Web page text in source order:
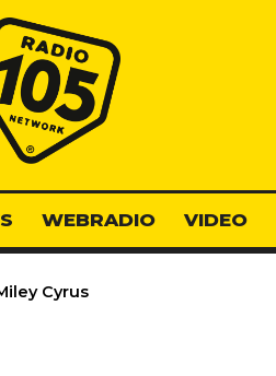
Radio 105
WEBRADIO VIDEO
Cyrus